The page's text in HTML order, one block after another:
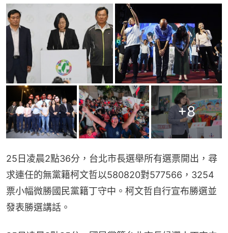
+8
25日凌晨2點36分，台北市長選舉所有選票開出，尋
求連任的無黨籍柯文哲以580820對577566，3254
票小幅微勝國民黨籍丁守中。柯文哲自行宣布勝選並
發表勝選講話。